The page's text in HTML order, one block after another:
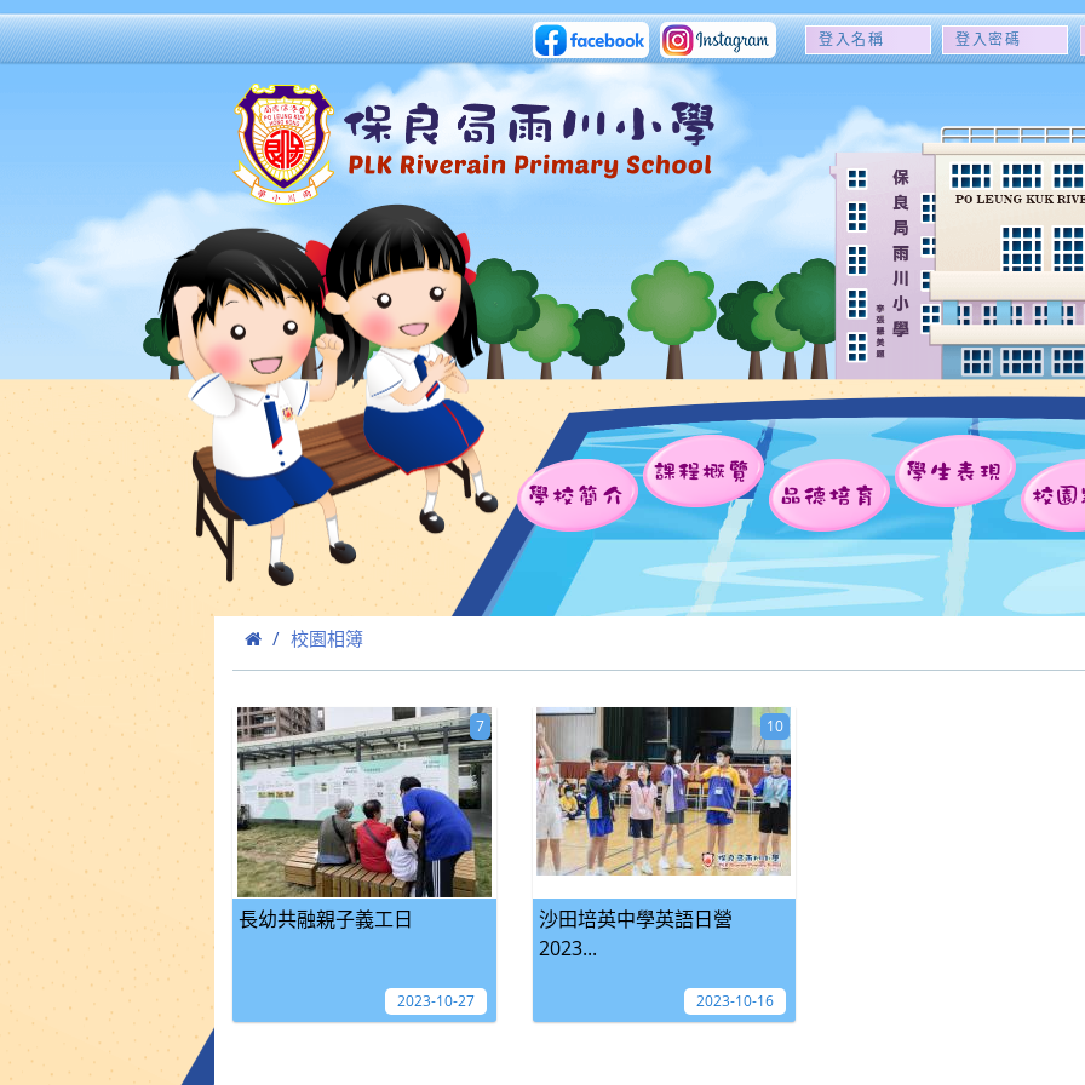
登
名
稱
登
密
碼
學校簡介
課程概覽
品德培育
學生表現
校
校園相簿
長幼共融親子義工日
7
2023-10-27
沙田培英中學英語日營
2023...
10
2023-10-16